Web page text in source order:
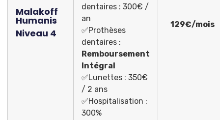
Malakoff
Humanis
Niveau 4
dentaires : 300€ /
an
✅Prothèses
dentaires :
Remboursement
Intégral
✅Lunettes : 350€
/ 2 ans
✅Hospitalisation :
300%
129€/mois